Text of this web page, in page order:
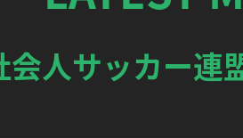
会人サッカー